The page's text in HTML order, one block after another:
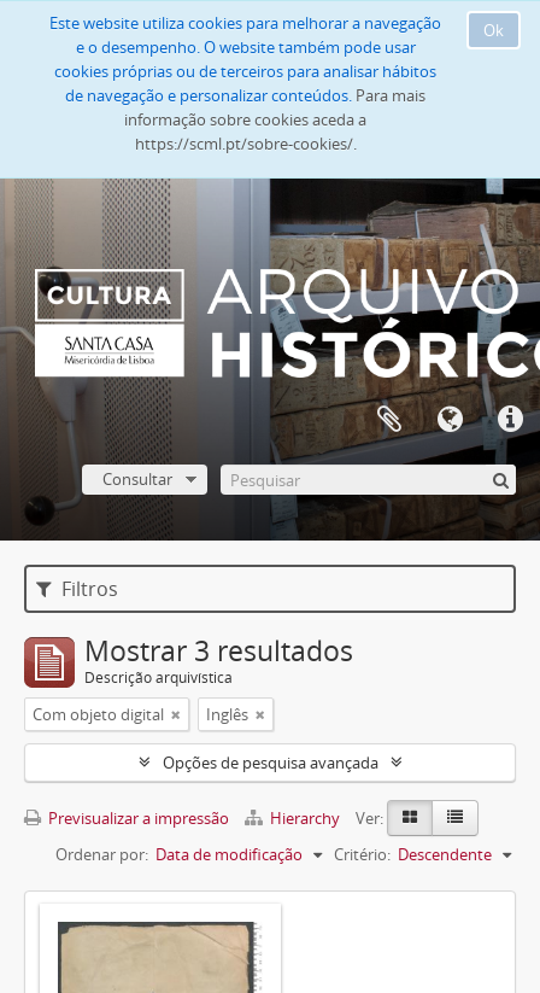
Ok
Este website utiliza cookies para melhorar a navegação
e o desempenho. O website também pode usar
cookies próprias ou de terceiros para analisar hábitos
de navegação e personalizar conteúdos. Para mais
informação sobre cookies aceda a
https://scml.pt/sobre-cookies/.
Consultar
Filtros
Mostrar 3 resultados
Descrição arquivística
Com objeto digital Inglês
Opções de pesquisa avançada
Previsualizar a impressão Hierarchy
Ver:
Ordenar por: Data de modificação Critério: Descendente